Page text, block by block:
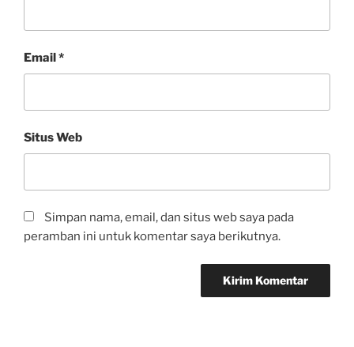
Email*
Situs Web
Simpan nama, email, dan situs web saya pada
peramban ini untuk komentar saya berikutnya.